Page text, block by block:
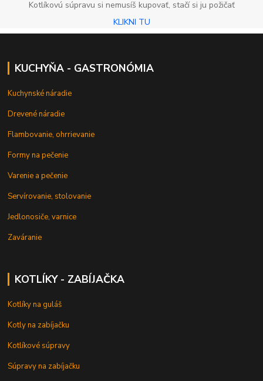
Kotlíkovú súpravu si nemusíš kupovať, stačí si ju požičať
KLIKNI TU
KUCHYŇA - GASTRONÓMIA
Kuchynské náradie
Drevené náradie
Flambovanie, ohrrievanie
Formy na pečenie
Varenie a pečenie
Servírovanie, stolovanie
Jedlonosiče, varnice
Zaváranie
KOTLÍKY - ZABÍJAČKA
Kotlíky na guláš
Kotly na zabíjačku
Kotlíkové súpravy
Súpravy na zabíjačku